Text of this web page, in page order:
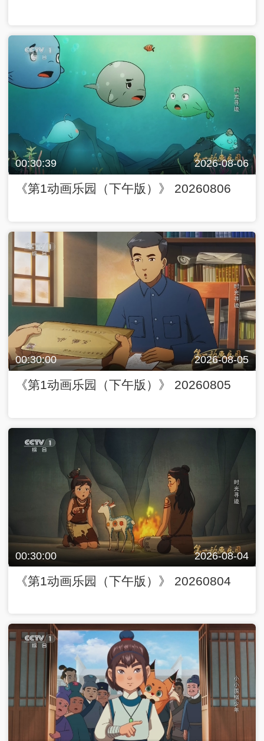
00:30:39 2026-08-06
《第1动画乐园（下午版）》 20260806
00:30:00 2026-08-05
《第1动画乐园（下午版）》 20260805
00:30:00 2026-08-04
《第1动画乐园（下午版）》 20260804